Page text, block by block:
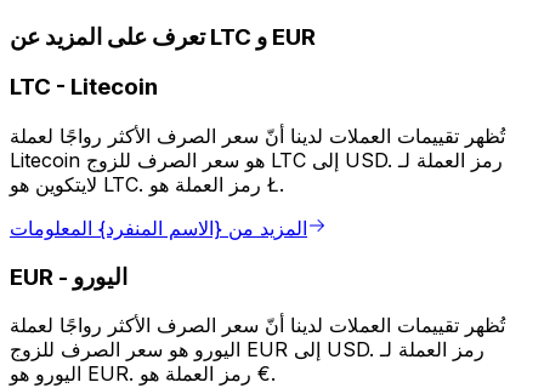
تعرف على المزيد عن LTC و EUR
LTC - Litecoin
تُظهر تقييمات العملات لدينا أنّ سعر الصرف الأكثر رواجًا لعملة
Litecoin هو سعر الصرف للزوج LTC إلى USD. رمز العملة لـ
لايتكوين هو LTC. رمز العملة هو Ł.
المزيد من {الاسم المنفرد} المعلومات
EUR - اليورو
تُظهر تقييمات العملات لدينا أنّ سعر الصرف الأكثر رواجًا لعملة
اليورو هو سعر الصرف للزوج EUR إلى USD. رمز العملة لـ
اليورو هو EUR. رمز العملة هو €.